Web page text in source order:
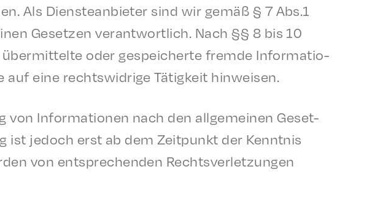
Als Dien­stean­bi­eter sind wir gemäß § 7 Abs.1
Geset­zen verant­wortlich. Nach §§ 8 bis 10
oder gespe­icherte fremde Infor­ma­tio­
eine rechtswidrige Tätigkeit hinweisen.
von Infor­ma­tio­nen nach den allge­meinen Geset­
ist jedoch erst ab dem Zeit­punkt der Kennt­nis
von entsprechen­den Rechtsver­let­zun­gen